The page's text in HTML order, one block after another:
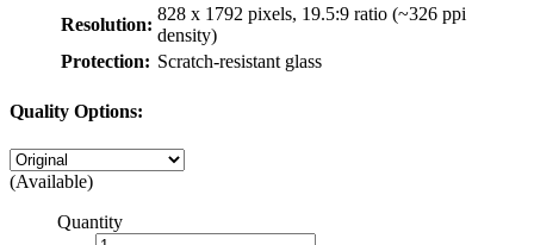
Resolution:
828 x 1792 pixels, 19.5:9 ratio (~326 ppi
density)
Protection: Scratch-resistant glass
Quality Options:
(Available)
Quantity